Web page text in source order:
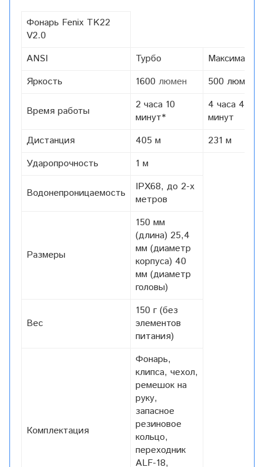
Фонарь Fenix TK22
V2.0
ANSI
Турбо
Яркость
1600 люмен 500 люмен
Время работы
2 часа 10
минут*
4 часа 40
минут
Дистанция
405 м
231 м
Ударопрочность
1 м
Водонепроницаемость
IPX68, до 2-х
метров
Размеры
150 мм
(длина) 25,4
мм (диаметр
корпуса) 40
мм (диаметр
головы)
Вес
150 г (без
элементов
питания)
Комплектация
Фонарь,
клипса, чехол,
ремешок на
руку,
запасное
резиновое
кольцо,
переходник
ALF-18,